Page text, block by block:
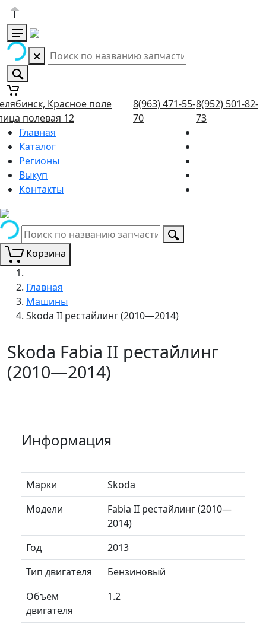
Красное поле
полевая 12
8(963) 471-55-
70
8(952) 501-82-
73
Главная
Каталог
Регионы
Выкуп
Контакты
Корзина
Главная
Машины
Skoda II рестайлинг (2010—2014)
Skoda Fabia II рестайлинг
(2010—2014)
Информация
Марки
Skoda
Модели
Fabia II рестайлинг (2010—
2014)
Год
2013
Тип двигателя
Бензиновый
Объем
двигателя
1.2